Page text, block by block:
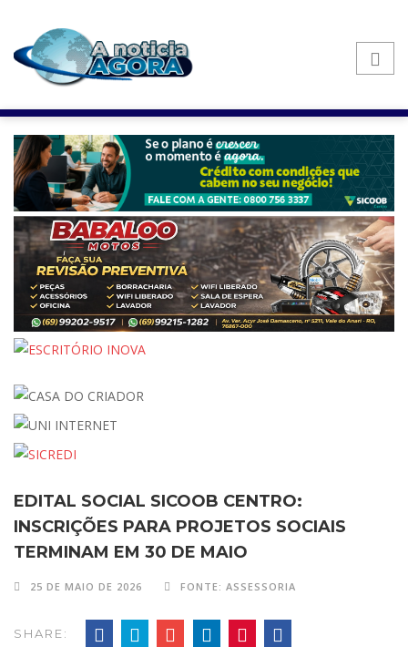
EDITAL SOCIAL SICOOB CENTRO:
INSCRIÇÕES PARA PROJETOS SOCIAIS
TERMINAM EM 30 DE MAIO
25 DE MAIO DE 2026 FONTE: ASSESSORIA
SHARE: